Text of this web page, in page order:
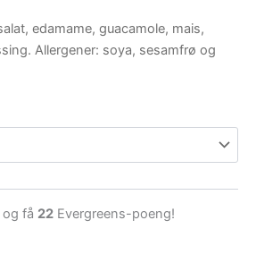
edamame, guacamole, mais,
Allergener: soya, sesamfrø og
få 22 Evergreens-poeng!